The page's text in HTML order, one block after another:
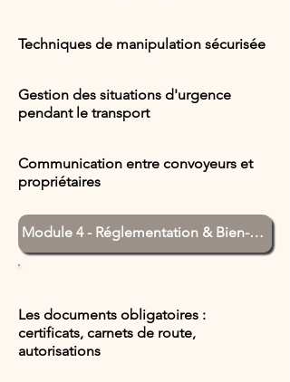
Techniques de manipulation sécurisée
Gestion des situations d'urgence
pendant le transport
Communication entre convoyeurs et
propriétaires
Les documents obligatoires :
certificats, carnets de route,
autorisations